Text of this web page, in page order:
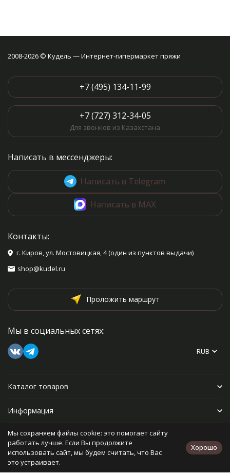
2008-2026 © Кудель — Интернет-гипермаркет пряжи
+7 (495) 134-11-99
+7 (727) 312-34-05
Для звонков из Казахстана
Написать в мессенджеры:
Написать в Telegram
Написать в MAX
Контакты:
г. Киров, ул. Мостовицкая, 4 (один из пунктов выдачи)
shop@kudel.ru
Проложить маршрут
Мы в социальных сетях:
RUB
Каталог товаров
Информация
Прочее
Политика персональных данных
Мы сохраняем файлы cookie: это помогает сайту
работать лучше. Если Вы продолжите
использовать сайт, мы будем считать, что Вас
это устраивает.
Хорошо